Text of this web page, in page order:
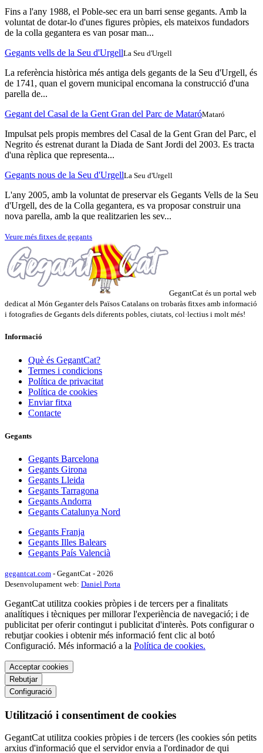
Fins a l'any 1988, el Poble-sec era un barri sense gegants. Amb la
voluntat de dotar-lo d'unes figures pròpies, els mateixos fundadors
de la colla gegantera es van posar man...
Gegants vells de la Seu d'UrgellLa Seu d'Urgell
La referència històrica més antiga dels gegants de la Seu d'Urgell, és
de 1741, quan el govern municipal encomana la construcció d'una
parella de...
Gegant del Casal de la Gent Gran del Parc de MataróMataró
Impulsat pels propis membres del Casal de la Gent Gran del Parc, el
Negrito és estrenat durant la Diada de Sant Jordi del 2003. Es tracta
d'una rèplica que representa...
Gegants nous de la Seu d'UrgellLa Seu d'Urgell
L'any 2005, amb la voluntat de preservar els Gegants Vells de la Seu
d'Urgell, des de la Colla gegantera, es va proposar construir una
nova parella, amb la que realitzarien les sev...
Veure més fitxes de gegants
GegantCat és un portal web
dedicat al Món Geganter dels Països Catalans on trobaràs fitxes amb informació
i fotografies de Gegants dels diferents pobles, ciutats, col·lectius i molt més!
Informació
Què és GegantCat?
Termes i condicions
Política de privacitat
Política de cookies
Enviar fitxa
Contacte
Gegants
Gegants Barcelona
Gegants Girona
Gegants Lleida
Gegants Tarragona
Gegants Andorra
Gegants Catalunya Nord
Gegants Franja
Gegants Illes Balears
Gegants País Valencià
gegantcat.com - GegantCat - 2026
Desenvolupament web: Daniel Porta
GegantCat utilitza cookies pròpies i de tercers per a finalitats
analítiques i tècniques per millorar l'experiència de navegació; i de
publicitat per oferir contingut i publicitat d'interès. Pots configurar o
rebutjar cookies i obtenir més informació fent clic al botó
Configuració. Més informació a la Política de cookies.
Acceptar cookies
Rebutjar
Configuració
Utilització i consentiment de cookies
GegantCat utilitza cookies pròpies i de tercers (les cookies són petits
arxius d'informació que el servidor envia a l'ordinador de qui